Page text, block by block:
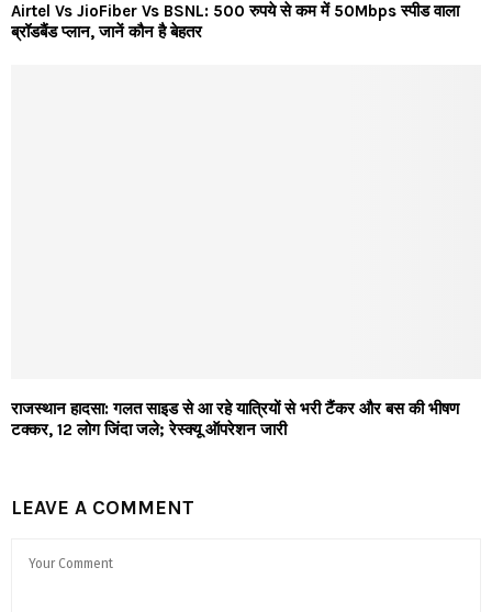
Airtel Vs JioFiber Vs BSNL: 500 रुपये से कम में 50Mbps स्पीड वाला
ब्रॉडबैंड प्लान, जानें कौन है बेहतर
राजस्थान हादसा: गलत साइड से आ रहे यात्रियों से भरी टैंकर और बस की भीषण
टक्कर, 12 लोग जिंदा जले; रेस्क्यू ऑपरेशन जारी
LEAVE A COMMENT